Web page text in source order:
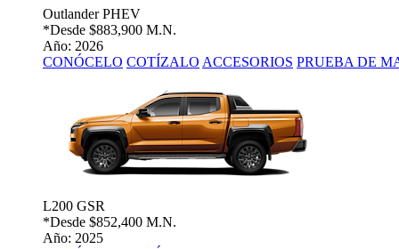
Outlander PHEV
*Desde $883,900 M.N.
Año: 2026
CONÓCELO COTÍZALO ACCESORIOS PRUEBA DE
L200 GSR
*Desde $852,400 M.N.
Año: 2025